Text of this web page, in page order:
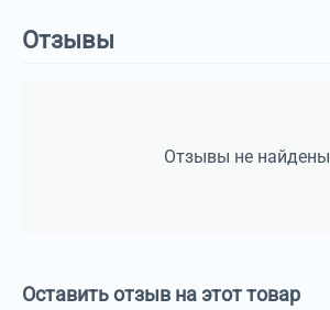
Отзывы
Отзывы не найдены
Оставить отзыв на этот товар